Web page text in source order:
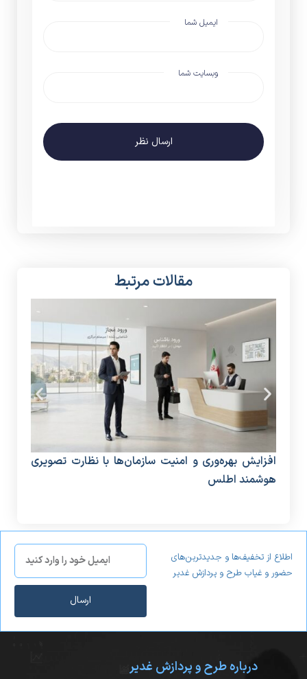
ایمیل شما
وبسایت شما
ارسال نظر
مقالات مرتبط
افزایش بهره‌وری و امنیت سازمان‌ها با نظارت تصویری
هوشمند اطلس
اطلاع از تخفیف‌ها و جدیدترین‌های
حضور و غیاب طرح و پردازش غدیر
ارسال
درباره طرح و پردازش غدیر